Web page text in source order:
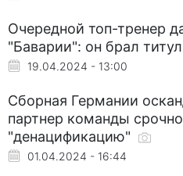
Очередной топ-тренер
"Баварии": он брал
19.04.2024 - 13:00
Сборная Германии
партнер команды
"денацификацию"
01.04.2024 - 16:44